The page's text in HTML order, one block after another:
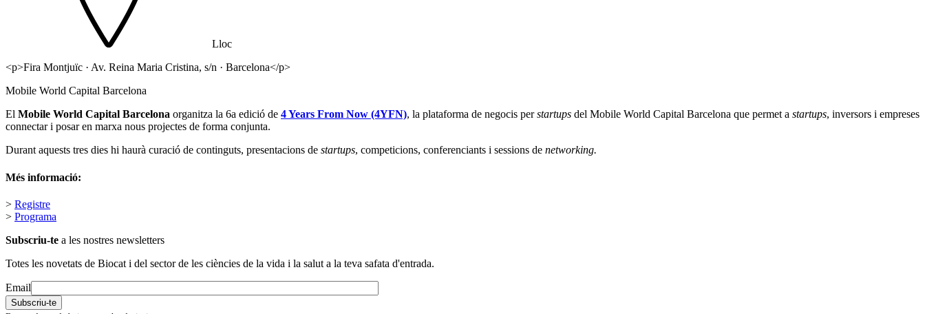
Lloc
<p>Fira Montjuïc · Av. Reina Maria Cristina, s/n · Barcelona</p>
Mobile World Capital Barcelona
El Mobile World Capital Barcelona organitza la 6a edició de 4 Years From Now (4YFN), la plataforma de negocis perstartups del Mobile World Capital Barcelona que permet a startups, inversors i empreses
connectar i posar en marxa nous projectes de forma conjunta.
Durant aquests tres dies hi haurà curació de continguts, presentacions de startups, competicions, conferenciants i sessions de networking.
Més informació:
> Registre
> Programa
Subscriu-te a les nostres newsletters
Totes les novetats de Biocat i del sector de les ciències de la vida i la salut a la teva safata d'entrada.
Email